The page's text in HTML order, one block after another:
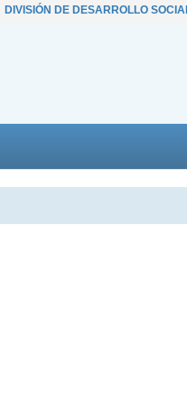
DIVISIÓN DE DESARROLLO